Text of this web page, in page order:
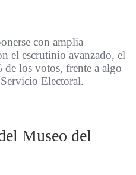
con amplia
el escrutinio avanzado, el
los votos, frente a algo
Electoral.
Museo del